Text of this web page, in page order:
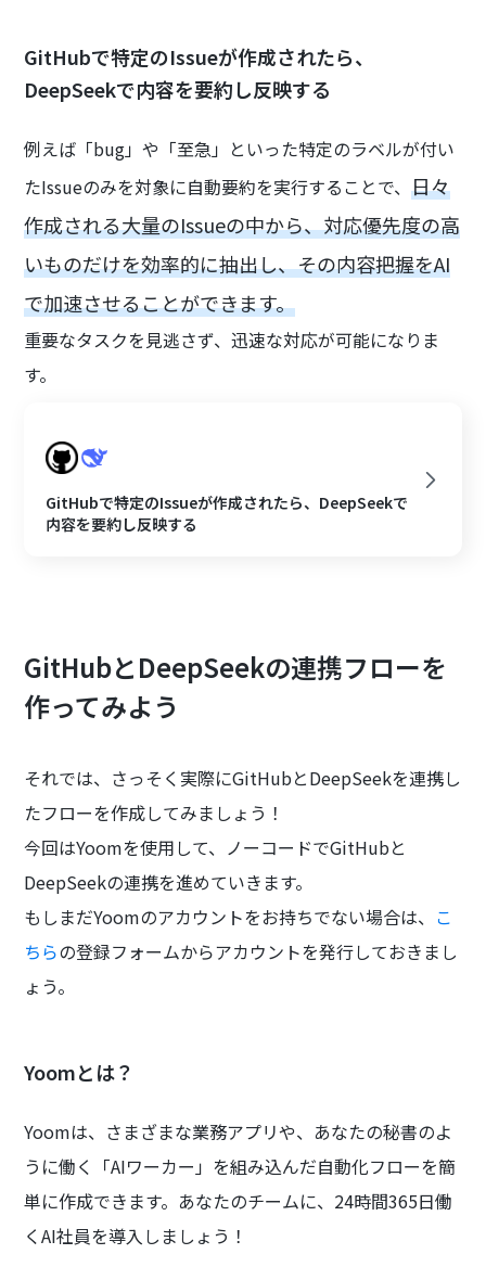
GitHubで特定のIssueが作成されたら、
DeepSeekで内容を要約し反映する
例えば「bug」や「至急」といった特定のラベルが付い
たIssueのみを対象に自動要約を実行することで、日々
作成される大量のIssueの中から、対応優先度の高
いものだけを効率的に抽出し、その内容把握をAI
で加速させることができます。
重要なタスクを見逃さず、迅速な対応が可能になりま
す。
GitHubで特定のIssueが作成されたら、DeepSeekで
内容を要約し反映する
GitHubとDeepSeekの連携フローを
作ってみよう
それでは、さっそく実際にGitHubとDeepSeekを連携し
たフローを作成してみましょう！
今回はYoomを使用して、ノーコードでGitHubと
DeepSeekの連携を進めていきます。
もしまだYoomのアカウントをお持ちでない場合は、 こ
ちらの登録フォームからアカウントを発行しておきまし
ょう。
Yoomとは？
Yoomは、さまざまな業務アプリや、あなたの秘書のよ
うに働く「AIワーカー」を組み込んだ自動化フローを簡
単に作成できます。あなたのチームに、24時間365日働
くAI社員を導入しましょう！